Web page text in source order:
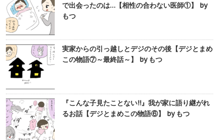
で出会ったのは…【相性の合わない医師①】 by
もつ
実家からの引っ越しとデジのその後【デジとまめ
この物語⑦～最終話～】 by もつ
『こんな子見たことない!!』我が家に語り継がれ
るお話【デジとまめこの物語⑥】 by もつ